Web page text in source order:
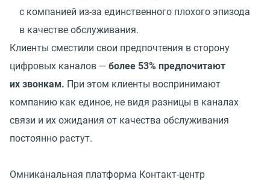
с компанией из-за единственного плохого эпизода
в качестве обслуживания.
Клиенты сместили свои предпочтения в сторону
цифровых каналов — более 53% предпочитают
их звонкам. При этом клиенты воспринимают
компанию как единое, не видя разницы в каналах
связи и их ожидания от качества обслуживания
постоянно растут.
Омниканальная платформа Контакт-центр